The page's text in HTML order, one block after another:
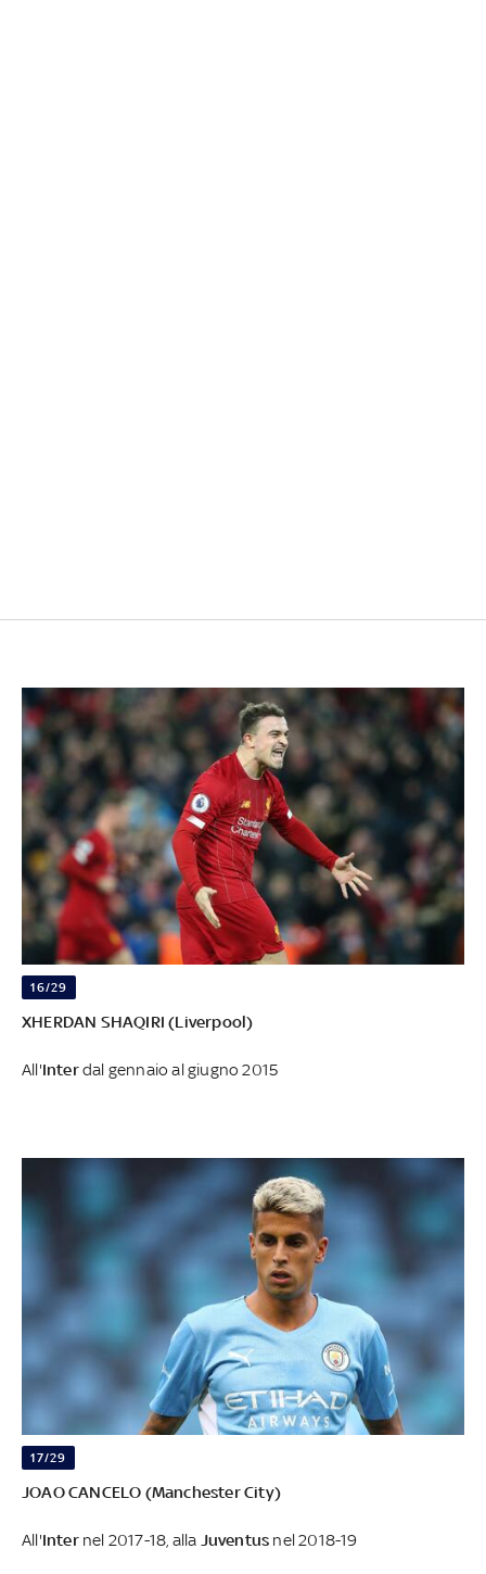
16/29
XHERDAN SHAQIRI (Liverpool)
All'Interdal gennaio al giugno 2015
17/29
JOAO CANCELO (Manchester City)
All'Inter nel 2017-18, alla Juventus nel 2018-19